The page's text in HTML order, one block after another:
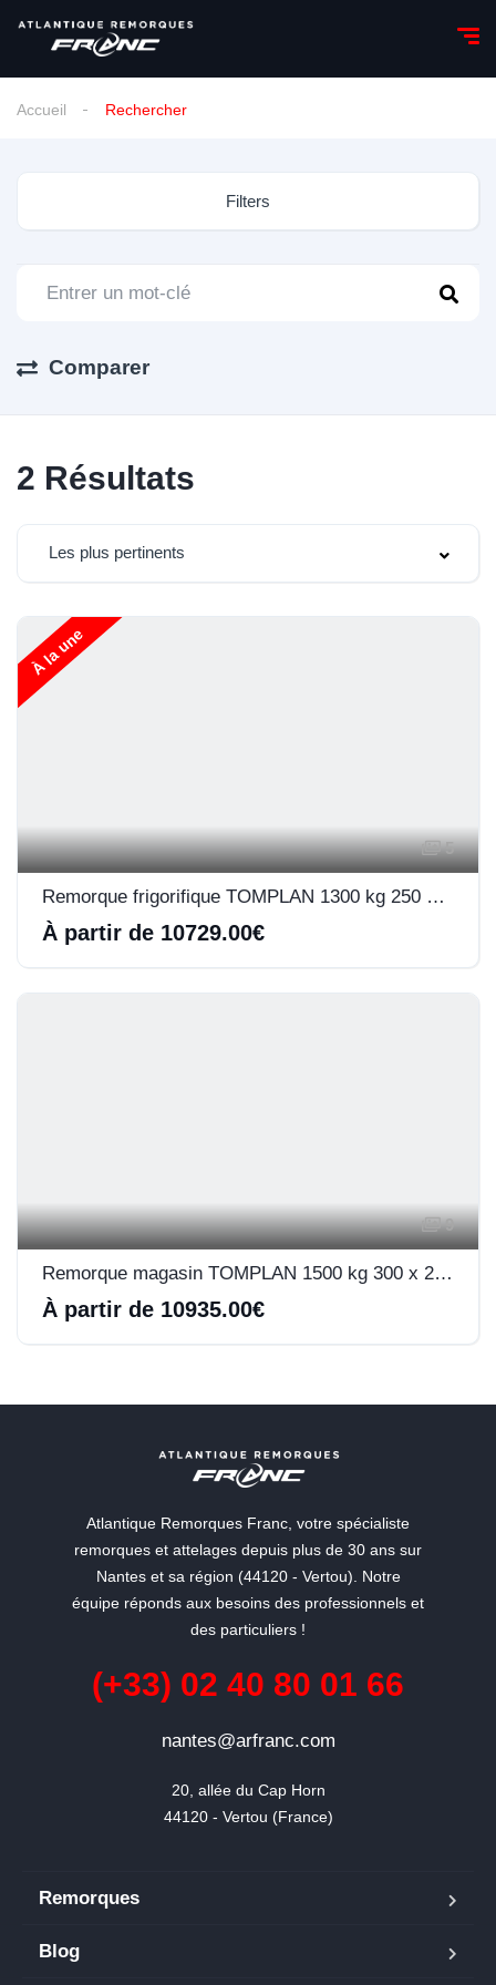
Accueil Rechercher
Filters
Comparer
2 Résultats
Les plus pertinents
À la une
5
Remorque frigorifique TOMPLAN 1300 kg 250 x 125 x 180
À partir de 10729.00€
9
Remorque magasin TOMPLAN 1500 kg 300 x 200 x 230 cm
À partir de 10935.00€
Atlantique Remorques Franc, votre spécialiste
remorques et attelages depuis plus de 30 ans sur
Nantes et sa région (44120 - Vertou). Notre
équipe réponds aux besoins des professionnels et
des particuliers !
(+33) 02 40 80 01 66
nantes@arfranc.com
20, allée du Cap Horn
44120 - Vertou (France)
Remorques
Blog